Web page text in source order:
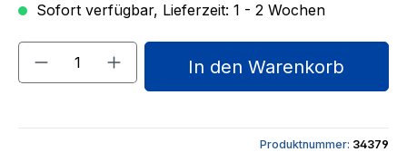
Sofort verfügbar, Lieferzeit: 1 - 2 Wochen
Produkt Anzahl: Gib den
In den Warenkorb
Produktnummer: 34379